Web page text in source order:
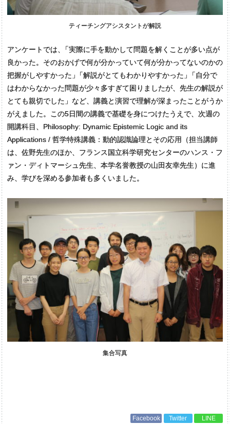
ティーチングアシスタントが解説
アンケートでは、
「実際に手を動かして問題を解くことが多い点が
良かった。そのおかげで何が分かっていて何が分かってないのかの
把握がしやすかった 」 「解説がとてもわかりやすかった 」
「自分で
はわからなかった問題が少々多すぎて困りましたが、先生の解説が
とても親切でした」など、講義と演習で理解が深まったことがうか
がえました。この5日間の講義で基礎を身につけたうえで、次週の
開講科目、Philosophy: Dynamic Epistemic Logic and its
Applications / 哲学特殊講義：動的認識論理とその応用（担当講師
は、佐野先生のほか、フランス国立科学研究センターのハンス・フ
ァン・ディトマーシュ先生、本学名誉教授の山田友幸先生）に進
み、学びを深める参加者も多くいました。
集合写真
Facebook Twitter LINE